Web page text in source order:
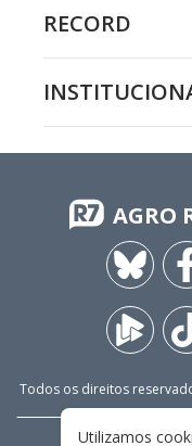
RECORD
AGRO
Todos os direitos
Utilizamos